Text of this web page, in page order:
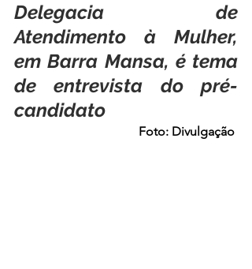
Delegacia de
Atendimento à Mulher,
em Barra Mansa, é tema
de entrevista do pré-
candidato
Foto: Divulgação